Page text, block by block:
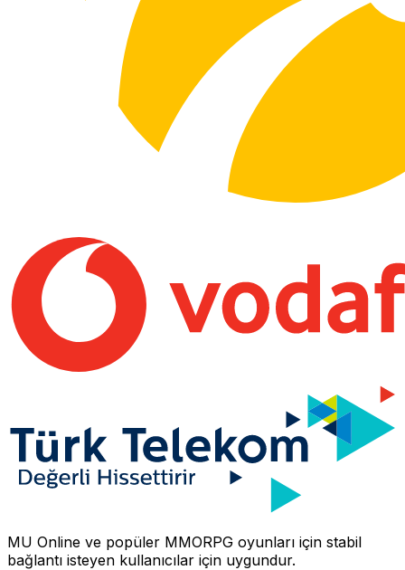
MU Online ve popüler MMORPG oyunları için stabil
bağlantı isteyen kullanıcılar için uygundur.